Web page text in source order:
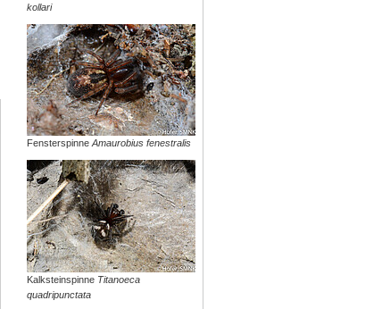
kollari
FensterspinneAmaurobius fenestralis
Kalksteinspinne Titanoeca
quadripunctata